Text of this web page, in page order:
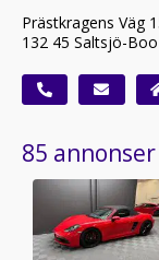
Prästkragens Väg
132 45 Saltsjö-Boo
85